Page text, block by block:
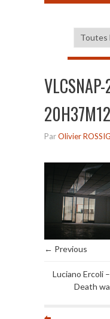
ParOlivier
← Previous
Luciano Ercoli
Death